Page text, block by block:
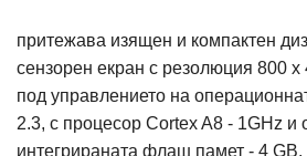
притежава изящен и компактен
сензорен екран с резолюция 800 x
под управлението на
2.3, с процесор Cortex A8 - 1GHz и
интегрираната флаш памет - 4 GB.